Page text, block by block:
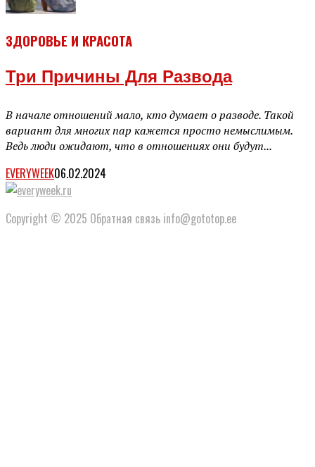
ЗДОРОВЬЕ И КРАСОТА
Три Причины Для Развода
В начале отношений мало, кто думает о разводе. Такой
вариант для многих пар кажется просто немыслимым.
Ведь люди ожидают, что в отношениях они будут...
EVERYWEEK06.02.2024
Copyright © 2025 Обратная связь info@gototop.ee